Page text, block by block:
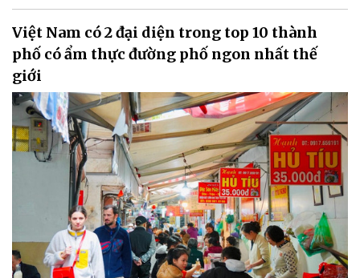
Việt Nam có 2 đại diện trong top 10 thành
phố có ẩm thực đường phố ngon nhất thế
giới